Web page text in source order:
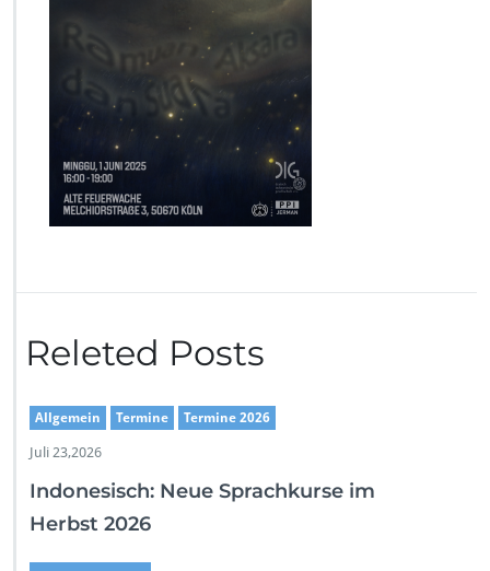
Releted Posts
Allgemein Termine Termine 2026
Juli 23,2026
Indonesisch: Neue Sprachkurse im
Herbst 2026